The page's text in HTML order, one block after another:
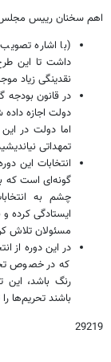
اهم سخنان رییس مجلس
(با اشاره
داشت تا این
نقدینگی زیاد
در قانون بودجه
اما دولت در
تمهداتی
انتخابات این
گونه‌ای است که
ایستادگی کرده و
مسئولان تلاش
در این دوره از
که در خصوص
رنگ باشد، این
باشند تحریم‌ها
29219